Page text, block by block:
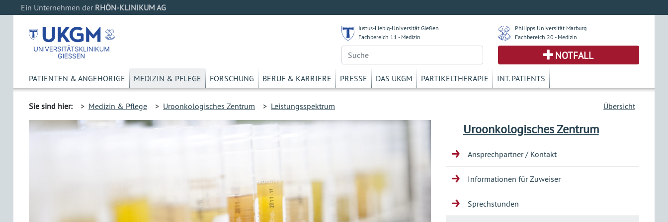
Ein Unternehmen der RHÖN-KLINIKUM AG
Justus-Liebig-Universität Gießen
Fachbereich 11 - Medizin
Philipps Universität Marburg
Fachbereich 20 - Medizin
NOTFALL
PATIENTEN & ANGEHÖRIGE MEDIZIN & PFLEGE FORSCHUNG BERUF & KARRIERE PRESSE DAS UKGM PARTIKELTHERAPIE INT. PATIENTS
Sie sind hier: > Medizin & Pflege > Uroonkologisches Zentrum > Leistungsspektrum Übersicht
Uroonkologisches Zentrum
Ansprechpartner / Kontakt
Informationen für Zuweiser
Sprechstunden